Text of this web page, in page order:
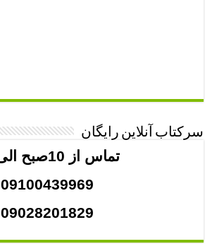
سرکتاب آنلاین رایگان
تماس از 10صبح الی 21
09100439969
09028201829